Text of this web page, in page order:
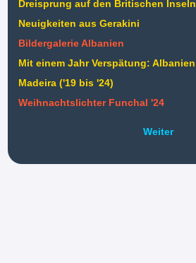
Dreisprung auf den Britischen Inseln
Neuigkeiten aus Gerakini
Bildergalerie Albanien
Mit einem Jahr Verspätung: Albanien
Madeira ('19 bis '24)
Weihnachtslichter Funchal '24
Weiter